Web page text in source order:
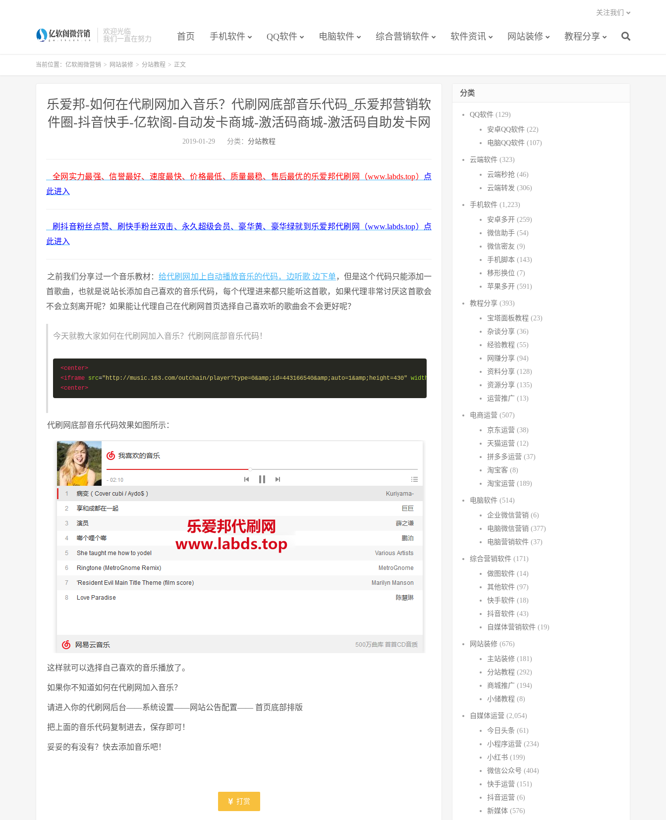
欢迎光临
我们一直在努力
首页 手机软件 QQ软件 电脑软件 综合营销软件 软件资讯 网站装修 教程分享
关注我们
当前位置： 亿软阁微营销 > 网站装修 > 分站教程 > 正文
乐爱邦-如何在代刷网加入音乐？代刷网底部音乐代码_乐爱邦营销软
件圈-抖音快手-亿软阁-自动发卡商城-激活码商城-激活码自助发卡网
2019-01-29 分类： 分站教程
全网实力最强、信誉最好、速度最快、价格最低、质量最稳、售后最优的乐爱邦代刷网（www.labds.top）
点
此进入
刷抖音粉丝点赞、刷快手粉丝双击、永久超级会员、豪华黄、豪华绿就到乐爱邦代刷网（www.labds.top）
点
此进入
之前我们分享过一个音乐教材：给代刷网加上自动播放音乐的代码，边听歌 边下单，但是这个代码只能添加一
首歌曲，也就是说站长添加自己喜欢的音乐代码，每个代理进来都只能听这首歌，如果代理非常讨厌这首歌会
不会立刻离开呢？如果能让代理自己在代刷网首页选择自己喜欢听的歌曲会不会更好呢？
今天就教大家如何在代刷网加入音乐？代刷网底部音乐代码！
<center>
<iframe src="http://music.163.com/outchain/player?type=0&amp;id=443166540&amp;auto=1&amp;height=430" width
<center>
代刷网底部音乐代码效果如图所示：
这样就可以选择自己喜欢的音乐播放了。
如果你不知道如何在代刷网加入音乐？
请进入你的代刷网后台——系统设置——网站公告配置—— 首页底部排版
把上面的音乐代码复制进去，保存即可！
妥妥的有没有？快去添加音乐吧！
打赏
分类
QQ软件 (129)
安卓QQ软件 (22)
电脑QQ软件 (107)
云端软件 (323)
云端秒抢 (46)
云端转发 (306)
手机软件 (1,223)
安卓多开 (259)
微信助手 (54)
微信密友 (9)
手机脚本 (143)
移形换位 (7)
苹果多开 (591)
教程分享 (393)
宝塔面板教程 (23)
杂谈分享 (36)
经验教程 (55)
网赚分享 (94)
资料分享 (128)
资源分享 (135)
运营推广 (13)
电商运营 (507)
京东运营 (38)
天猫运营 (12)
拼多多运营 (37)
淘宝客 (8)
淘宝运营 (189)
电脑软件 (514)
企业微信营销 (6)
电脑微信营销 (377)
电脑营销软件 (37)
综合营销软件 (171)
做图软件 (14)
其他软件 (97)
快手软件 (18)
抖音软件 (43)
自媒体营销软件 (19)
网站装修 (676)
主站装修 (181)
分站教程 (292)
商城推广 (194)
小储教程 (8)
自媒体运营 (2,054)
今日头条 (61)
小程序运营 (234)
小红书 (199)
微信公众号 (404)
快手运营 (151)
抖音运营 (6)
新媒体 (576)